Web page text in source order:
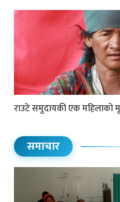
राउटे समुदायकी एक महिलाको
समाचार